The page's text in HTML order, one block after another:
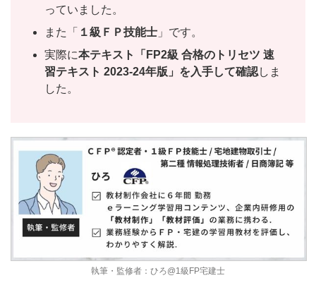
っていました。
また「 １級ＦＰ技能士 」です。
実際に本テキスト「FP2級 合格のトリセツ 速
習テキスト 2023-24年版」を入手して確認しま
した。
執筆・監修者：ひろ@1級FP宅建士